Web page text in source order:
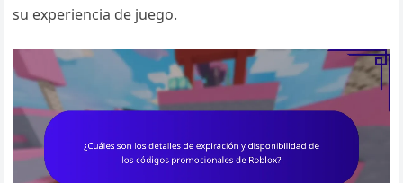
su experiencia de juego.